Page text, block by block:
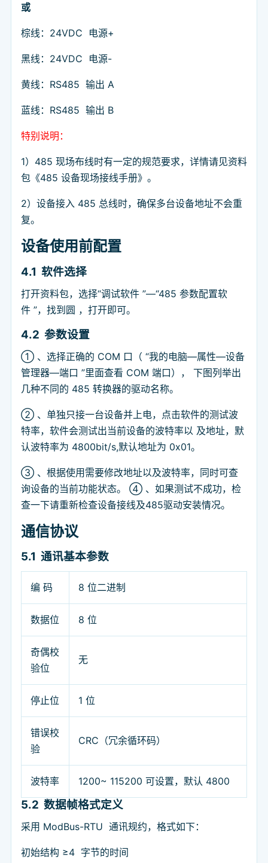
或
棕线：24VDC 电源+
黑线：24VDC 电源-
黄线：RS485 输出 A
蓝线：RS485 输出 B
特别说明：
1）485 现场布线时有一定的规范要求，详情请见资料
包《485 设备现场接线手册》。
2）设备接入 485 总线时，确保多台设备地址不会重
复。
设备使用前配置
4.1 软件选择
打开资料包，选择“调试软件 ”—“485 参数配置软
件 ”，找到圆 ，打开即可。
4.2 参数设置
① 、选择正确的 COM 口（ “我的电脑—属性—设备
管理器—端口 ”里面查看 COM 端口）， 下图列举出
几种不同的 485 转换器的驱动名称。
② 、单独只接一台设备并上电，点击软件的测试波
特率，软件会测试出当前设备的波特率以 及地址，默
认波特率为 4800bit/s,默认地址为 0x01。
③ 、根据使用需要修改地址以及波特率，同时可查
询设备的当前功能状态。 ④ 、如果测试不成功，检
查一下请重新检查设备接线及485驱动安装情况。
通信协议
5.1 通讯基本参数
编 码 8 位二进制
数据位 8 位
奇偶校
验位
无
停止位 1 位
错误校
验
CRC（冗余循环码）
波特率 1200~ 115200 可设置，默认 4800
5.2 数据帧格式定义
采用 ModBus-RTU 通讯规约，格式如下：
初始结构 ≥4 字节的时间